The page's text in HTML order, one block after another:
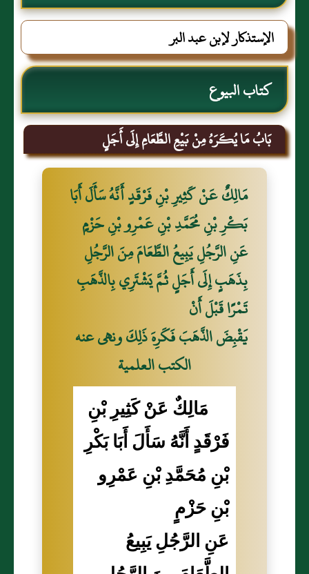
الإستذكار لإبن عبد البر
كتاب البيوع
بَابُ مَا يُكَرَهُ مِنْ بَيْعِ الطَّعَامِ إِلَى أَجَلٍ
مَالِكٌ عَنْ كَثِيرِ بْنِ فَرْقَدٍ أَنَّهُ سَأَلَ أَبَا
بَكْرِ بْنِ مُحَمَّدِ بْنِ عَمْرِو بْنِ حَزْمٍ
عَنِ الرَّجُلِ يَبِيعُ الطَّعَامَ مِنَ الرَّجُلِ
بِذَهَبٍ إِلَى أَجَلٍ ثُمَّ يَشْتَرِي بِالذَّهَبِ
تَمْرًا قَبْلَ أَنْ
يَقْبِضَ الذَّهَبَ فَكَرِهَ ذَلِكَ ونهى عنه
الكتب العلمية
مَالِكٌ عَنْ كَثِيرِ بْنِ
فَرْقَدٍ أَنَّهُ سَأَلَ أَبَا بَكْرِ
بْنِ مُحَمَّدِ بْنِ عَمْرِو
بْنِ حَزْمٍ
عَنِ الرَّجُلِ يَبِيعُ